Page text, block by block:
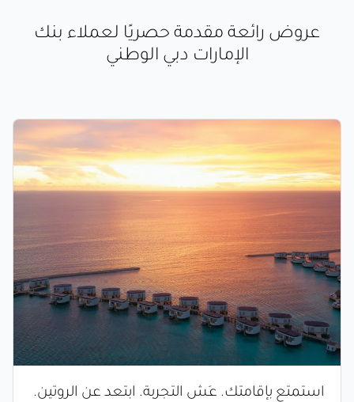
عروض رائعة مقدمة حصريًا لعملاء بنك
الإمارات دبي الوطني
استمتع بإقامتك. عِش التجربة. ابتعد عن الروتين.